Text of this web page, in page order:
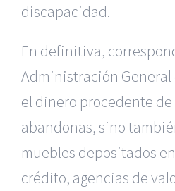
discapacidad.
En definitiva,
Administración General
el dinero procedente
abandonas, sino
muebles depositados
crédito, agencias de
|Reclamación de Accidentes